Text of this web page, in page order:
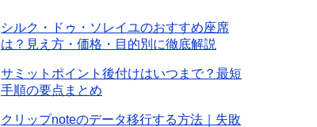
シルク・ドゥ・ソレイユのおすすめ座席
は？見え方・価格・目的別に徹底解説
サミットポイント後付けはいつまで？最短
手順の要点まとめ
クリップnoteのデータ移行する方法｜失敗